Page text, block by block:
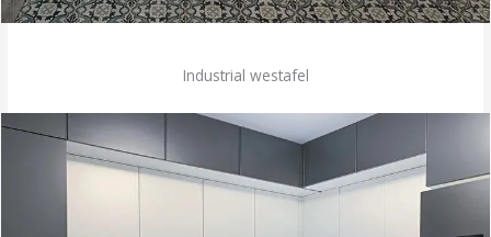
Industrial westafel